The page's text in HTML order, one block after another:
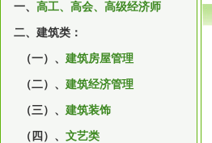
一、 高工、高会、高级经济师
二、建筑类：
（一）、 建筑房屋管理
（二）、 建筑经济管理
（三）、 建筑装饰
（四）、 文艺类